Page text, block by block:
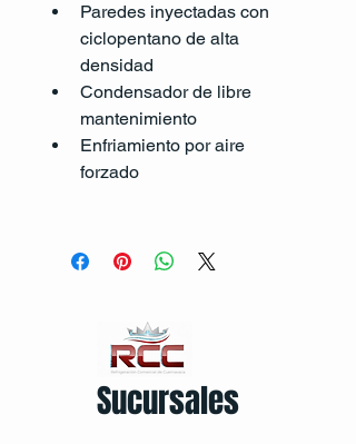
Paredes inyectadas con
ciclopentano de alta
densidad
Condensador de libre
mantenimiento
Enfriamiento por aire
forzado
Sucursales